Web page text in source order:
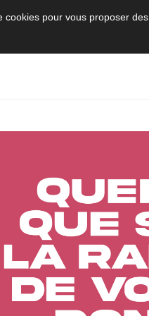
pour vous proposer
RECEIVING